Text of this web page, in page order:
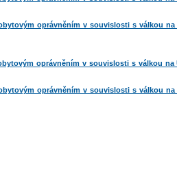
oprávněním v souvislosti s válkou
oprávněním v souvislosti s válkou na
oprávněním v souvislosti s válkou